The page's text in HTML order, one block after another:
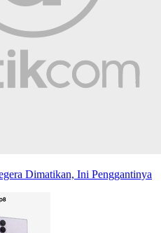
Dimatikan, Ini Penggantinya